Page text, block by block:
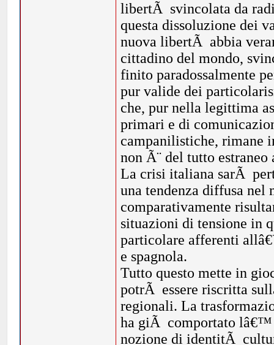
libertÃ svincolata da
questa dissoluzione dei
nuova libertÃ abbia
cittadino del mondo,
finito paradossalmente
pur valide dei
che, pur nella legittima
primari e di
campanilistiche, rimane
non Ã¨ del tutto
La crisi italiana sarÃ
una tendenza diffusa nel
comparativamente
situazioni di tensione in
particolare afferenti
e spagnola.
Tutto questo mette in
potrÃ essere riscritta
regionali. La
ha giÃ comportato lâ€™
nozione di identitÃ